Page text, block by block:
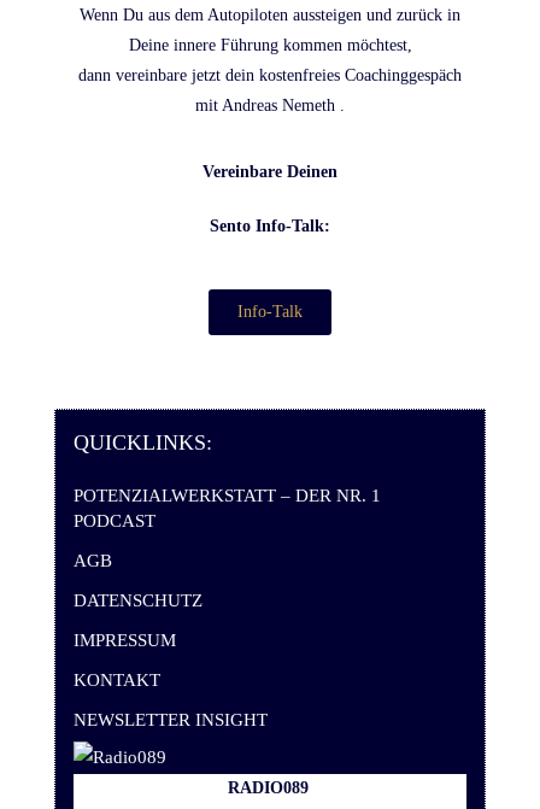
Wenn Du aus dem Autopiloten aussteigen und zurück in
Deine innere Führung kommen möchtest,
dann vereinbare jetzt dein kostenfreies Coachinggespäch
mit Andreas Nemeth .
Vereinbare Deinen
Sento Info-Talk:
Info-Talk
QUICKLINKS:
POTENZIALWERKSTATT – DER NR. 1
PODCAST
AGB
DATENSCHUTZ
IMPRESSUM
KONTAKT
NEWSLETTER INSIGHT
RADIO089